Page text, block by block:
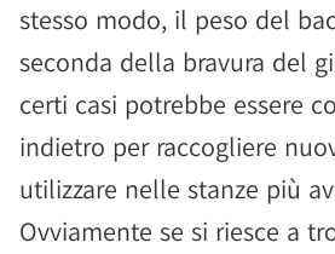
stesso modo, il peso del
seconda della bravura del
certi casi potrebbe essere
indietro per raccogliere
utilizzare nelle stanze più
Ovviamente se si riesce a